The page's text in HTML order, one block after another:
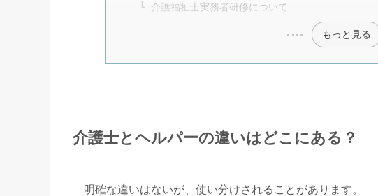
介護福祉士実務者研修について
もっと見る
介護士とヘルパーの違いはどこにある？
明確な違いはないが、使い分けされることがあります。